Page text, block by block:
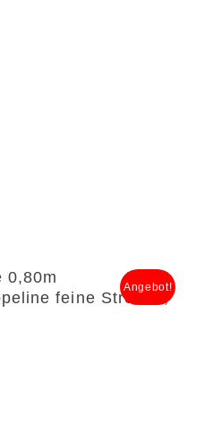
0,80m
feine Streifen,
Angebot!